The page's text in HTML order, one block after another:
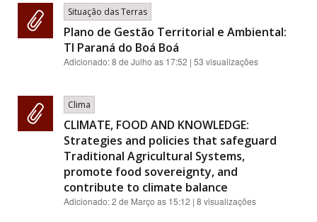
Situação das Terras
Plano de Gestão Territorial e Ambiental:
TI Paraná do Boá Boá
Adicionado:8 de Julho as 17:52 | 53 visualizações
Clima
CLIMATE, FOOD AND KNOWLEDGE:
Strategies and policies that safeguard
Traditional Agricultural Systems,
promote food sovereignty, and
contribute to climate balance
Adicionado:2 de Março as 15:12 | 8 visualizações